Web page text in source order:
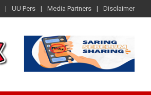
UU Pers Media Partners Disclaimer